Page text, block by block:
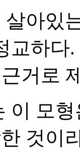
아있
교하다
거로
이 모
것이